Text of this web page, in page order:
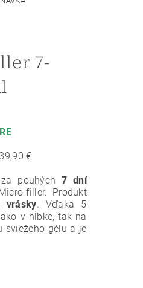
7-
€
za pouhých7 dní
filler. Produkt
vrásky. Vďaka 5
v hĺbke, tak na
sviežeho gélu a je